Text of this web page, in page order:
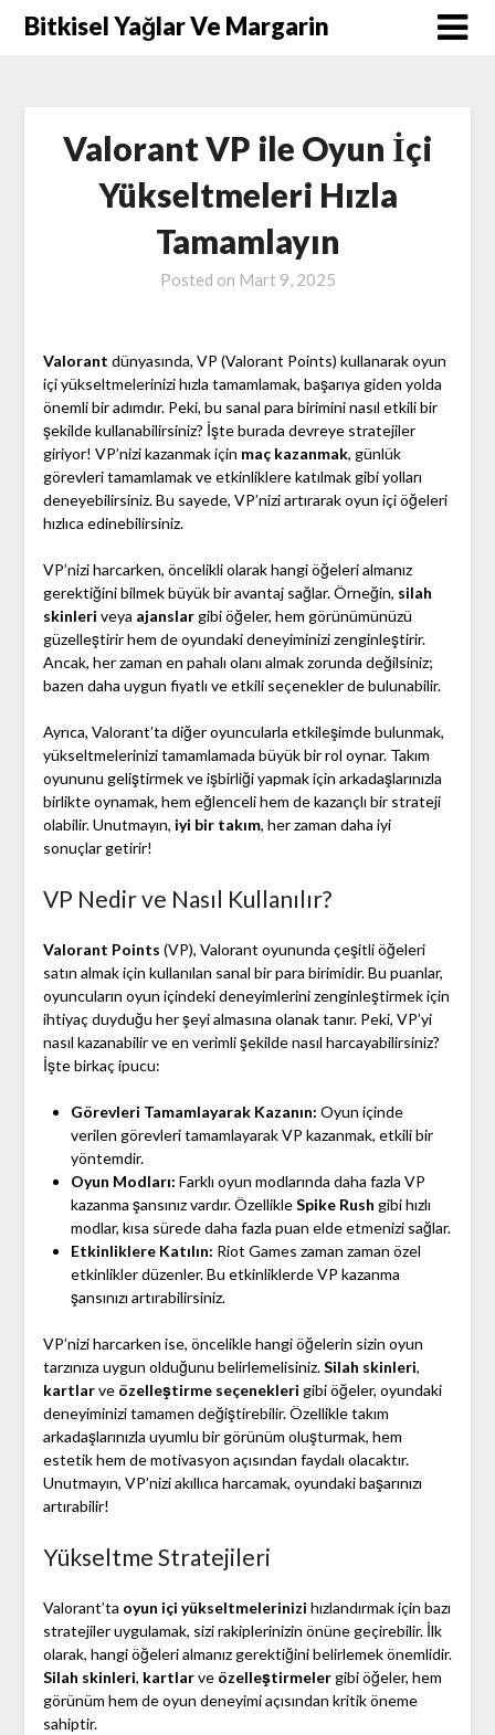
SkipBitkisel Yağlar Ve Margarin
Valorant VP ile Oyun İçi
Yükseltmeleri Hızla
Tamamlayın
Posted on Mart 9, 2025
Valorant dünyasında, VP (Valorant Points) kullanarak oyun
içi yükseltmelerinizi hızla tamamlamak, başarıya giden yolda
önemli bir adımdır. Peki, bu sanal para birimini nasıl etkili bir
şekilde kullanabilirsiniz? İşte burada devreye stratejiler
giriyor! VP’nizi kazanmak için maç kazanmak, günlük
görevleri tamamlamak ve etkinliklere katılmak gibi yolları
deneyebilirsiniz. Bu sayede, VP’nizi artırarak oyun içi öğeleri
hızlıca edinebilirsiniz.
VP’nizi harcarken, öncelikli olarak hangi öğeleri almanız
gerektiğini bilmek büyük bir avantaj sağlar. Örneğin, silah
skinleri veya ajanslargibi öğeler, hem görünümünüzü
güzelleştirir hem de oyundaki deneyiminizi zenginleştirir.
Ancak, her zaman en pahalı olanı almak zorunda değilsiniz;
bazen daha uygun fiyatlı ve etkili seçenekler de bulunabilir.
Ayrıca, Valorant’ta diğer oyuncularla etkileşimde bulunmak,
yükseltmelerinizi tamamlamada büyük bir rol oynar. Takım
oyununu geliştirmek ve işbirliği yapmak için arkadaşlarınızla
birlikte oynamak, hem eğlenceli hem de kazançlı bir strateji
olabilir. Unutmayın, iyi bir takım, her zaman daha iyi
sonuçlar getirir!
VP Nedir ve Nasıl Kullanılır?
Valorant Points (VP), Valorant oyununda çeşitli öğeleri
satın almak için kullanılan sanal bir para birimidir. Bu puanlar,
oyuncuların oyun içindeki deneyimlerini zenginleştirmek için
ihtiyaç duyduğu her şeyi almasına olanak tanır. Peki, VP’yi
nasıl kazanabilir ve en verimli şekilde nasıl harcayabilirsiniz?
İşte birkaç ipucu:
Görevleri Tamamlayarak Kazanın: Oyun içinde
verilen görevleri tamamlayarak VP kazanmak, etkili bir
yöntemdir.
Oyun Modları: Farklı oyun modlarında daha fazla VP
kazanma şansınız vardır. ÖzellikleSpike Rush gibi hızlı
modlar, kısa sürede daha fazla puan elde etmenizi sağlar.
Etkinliklere Katılın: Riot Games zaman zaman özel
etkinlikler düzenler. Bu etkinliklerde VP kazanma
şansınızı artırabilirsiniz.
VP’nizi harcarken ise, öncelikle hangi öğelerin sizin oyun
tarzınıza uygun olduğunu belirlemelisiniz.Silah skinleri,
kartlarve özelleştirme seçenekleri gibi öğeler, oyundaki
deneyiminizi tamamen değiştirebilir. Özellikle takım
arkadaşlarınızla uyumlu bir görünüm oluşturmak, hem
estetik hem de motivasyon açısından faydalı olacaktır.
Unutmayın, VP’nizi akıllıca harcamak, oyundaki başarınızı
artırabilir!
Yükseltme Stratejileri
Valorant’ta oyun içi yükseltmelerinizi hızlandırmak için bazı
stratejiler uygulamak, sizi rakiplerinizin önüne geçirebilir. İlk
olarak, hangi öğeleri almanız gerektiğini belirlemek önemlidir.
Silah skinleri, kartlarve özelleştirmelergibi öğeler, hem
görünüm hem de oyun deneyimi açısından kritik öneme
sahiptir.